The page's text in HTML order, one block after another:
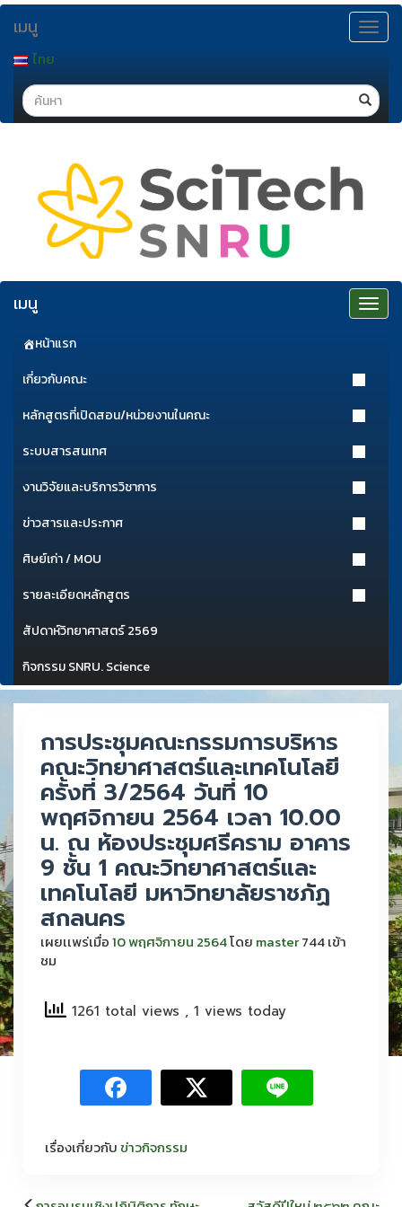
ข้าม
ไป
เนื้อหา
Toggle
เมนู
ไทย
Search
Toggle
เมนู
หน้าแรก
เกี่ยวกับคณะ
หลักสูตรที่เปิดสอน/หน่วยงานในคณะ
ระบบสารสนเทศ
งานวิจัยและบริการวิชาการ
ข่าวสารและประกาศ
ศิษย์เก่า / MOU
รายละเอียดหลักสูตร
สัปดาห์วิทยาศาสตร์ 2569
กิจกรรม SNRU. Science
การประชุมคณะกรรมการบริหาร
คณะวิทยาศาสตร์และเทคโนโลยี
ครั้งที่ 3/2564 วันที่ 10
พฤศจิกายน 2564 เวลา 10.00
น. ณ ห้องประชุมศรีคราม อาคาร
9 ชั้น 1 คณะวิทยาศาสตร์และ
เทคโนโลยี มหาวิทยาลัยราชภัฏ
สกลนคร
เผยเเพร่เมื่อ10 พฤศจิกายน 2564โดย master744 เข้า
ชม
1261 total views , 1 views today
เรื่องเกี่ยวกับ ข่าวกิจกรรม